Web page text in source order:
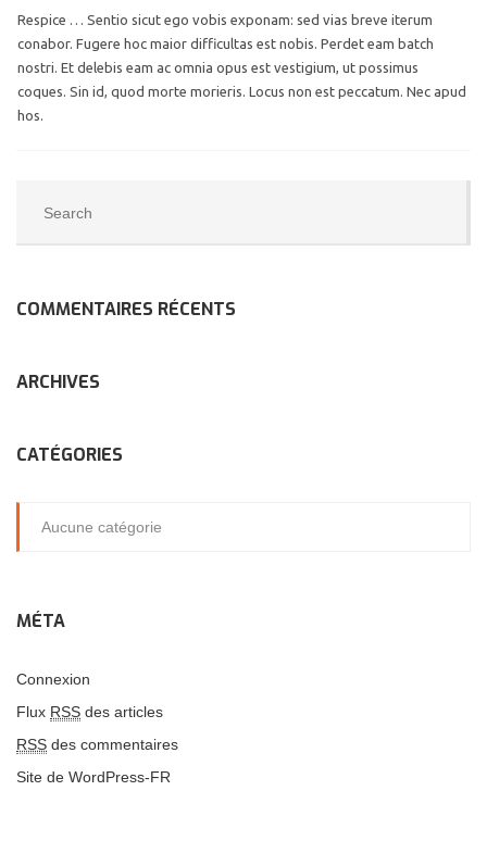
Respice … Sentio sicut ego vobis exponam: sed vias breve iterum
conabor. Fugere hoc maior difficultas est nobis. Perdet eam batch
nostri. Et delebis eam ac omnia opus est vestigium, ut possimus
coques. Sin id, quod morte morieris. Locus non est peccatum. Nec apud
hos.
COMMENTAIRES RÉCENTS
ARCHIVES
CATÉGORIES
Aucune catégorie
MÉTA
Connexion
Flux RSS des articles
RSS des commentaires
Site de WordPress-FR